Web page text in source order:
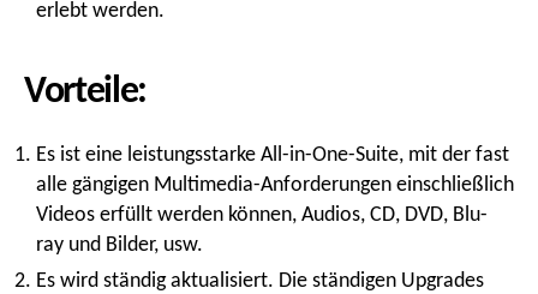
erlebt werden.
Vorteile:
Es ist eine leistungsstarke All-in-One-Suite, mit der fast
alle gängigen Multimedia-Anforderungen einschließlich
Videos erfüllt werden können, Audios, CD, DVD, Blu-
ray und Bilder, usw.
Es wird ständig aktualisiert. Die ständigen Upgrades